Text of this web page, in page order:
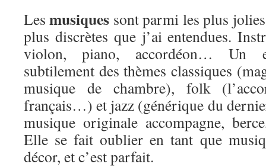
Lesmusiques sont parmi les plus
plus discrètes que j’ai entendues.
violon, piano, accordéon… Un
subtilement des thèmes classiques
musique de chambre), folk
français…) et jazz (générique du
musique originale accompagne,
Elle se fait oublier en tant que
décor, et c’est parfait.